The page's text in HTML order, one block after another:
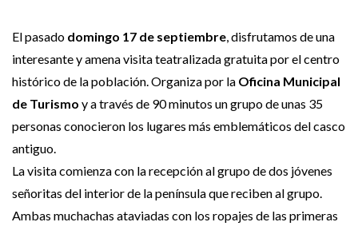
El pasado domingo 17 de septiembre , disfrutamos de una
interesante y amena visita teatralizada gratuita por el centro
histórico de la población. Organiza por la Oficina Municipal
de Turismo y a través de 90 minutos un grupo de unas 35
personas conocieron los lugares más emblemáticos del casco
antiguo.
La visita comienza con la recepción al grupo de dos jóvenes
señoritas del interior de la península que reciben al grupo.
Ambas muchachas ataviadas con los ropajes de las primeras